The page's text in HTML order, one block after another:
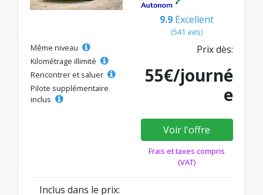
9.9 Excellent
(541 avis)
Même niveau
Kilométrage illimité
Rencontrer et saluer
Pilote supplémentaire
inclus
Prix dès:
55€/journé
e
Voir l'offre
Frais et taxes compris
(VAT)
Inclus dans le prix: